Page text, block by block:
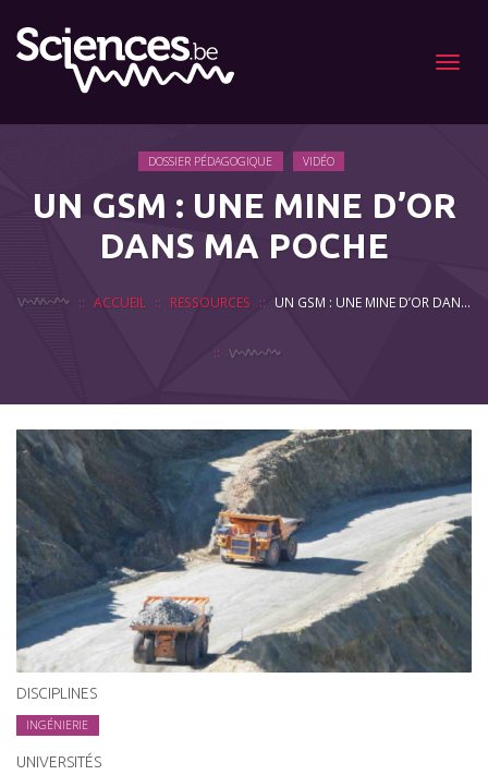
Menu
DOSSIER PÉDAGOGIQUE VIDÉO
UN GSM : UNE MINE D’OR
DANS MA POCHE
ACCUEIL RESSOURCES UN GSM : UNE MINE D’OR DANS MA POCHE
DISCIPLINES
INGÉNIERIE
UNIVERSITÉS